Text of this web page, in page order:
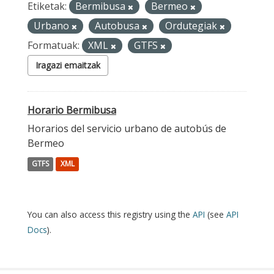
Etiketak: Bermibusa
Bermeo
Urbano
Autobusa
Ordutegiak
Formatuak:
XML GTFS
Iragazi emaitzak
Horario Bermibusa
Horarios del servicio urbano de autobús de
Bermeo
GTFS XML
You can also access this registry using the API (see API
Docs).